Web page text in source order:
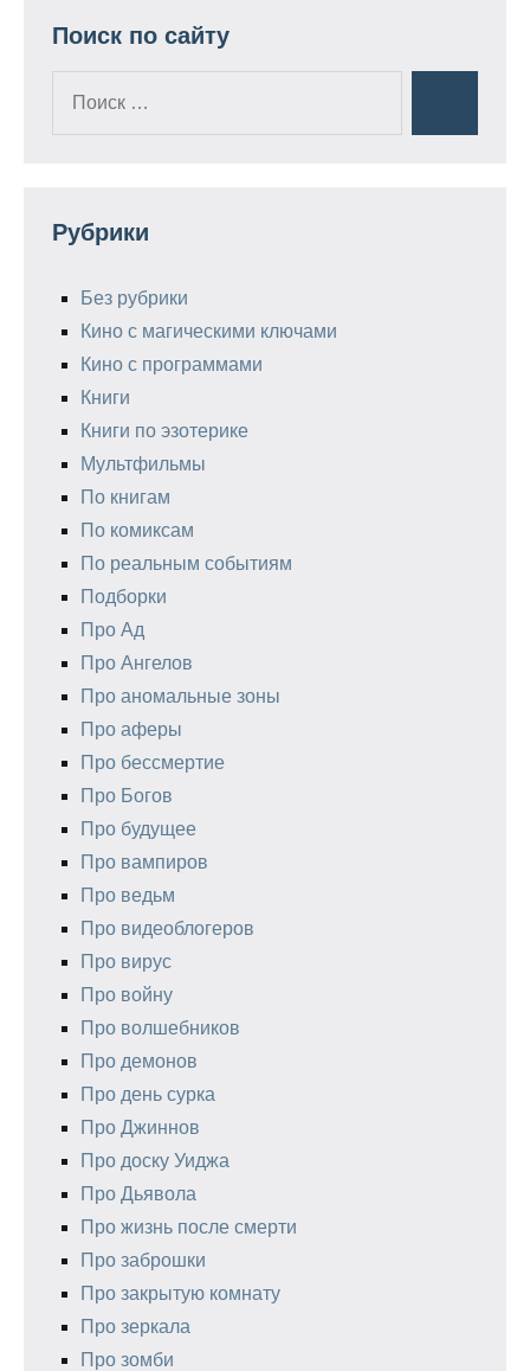
Поиск по сайту
Рубрики
Без рубрики
Кино с магическими ключами
Кино с программами
Книги
Книги по эзотерике
Мультфильмы
По книгам
По комиксам
По реальным событиям
Подборки
Про Ад
Про Ангелов
Про аномальные зоны
Про аферы
Про бессмертие
Про Богов
Про будущее
Про вампиров
Про ведьм
Про видеоблогеров
Про вирус
Про войну
Про волшебников
Про демонов
Про день сурка
Про Джиннов
Про доску Уиджа
Про Дьявола
Про жизнь после смерти
Про заброшки
Про закрытую комнату
Про зеркала
Про зомби